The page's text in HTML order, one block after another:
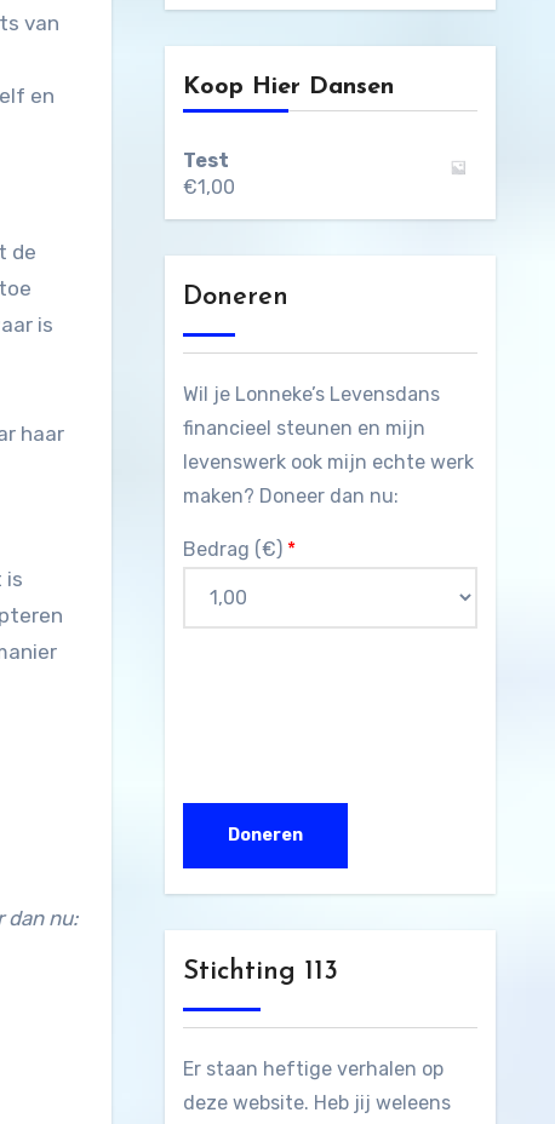
van
en
de
is
haar
is
dan nu:
Koop Hier Dansen
Test
€1,00
Doneren
Wil je Lonneke’s Levensdans
financieel steunen en mijn
levenswerk ook mijn echte werk
maken? Doneer dan nu:
Bedrag (€) *
Stichting 113
Er staan heftige verhalen op
deze website. Heb jij weleens